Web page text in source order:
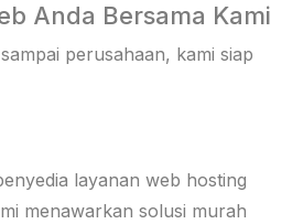
Anda Bersama Kami
perusahaan, kami siap
layanan web hosting
menawarkan solusi murah